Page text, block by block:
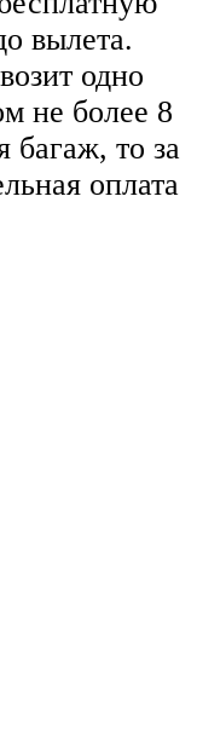
вылета.
одно
не более 8
багаж, то за
оплата